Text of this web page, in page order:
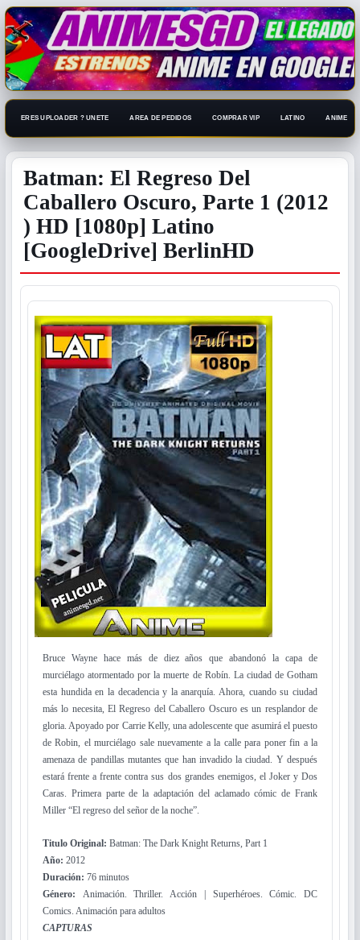
ERES UPLOADER ? UNETE AREA DE PEDIDOS COMPRAR VIP LATINO ANIME
Batman: El Regreso Del
Caballero Oscuro, Parte 1 (2012​
) HD [1080p] Latino
[GoogleDrive] BerlinHD
Bruce Wayne hace más de diez años que abandonó la capa de
murciélago atormentado por la muerte de Robín. La ciudad de Gotham
esta hundida en la decadencia y la anarquía. Ahora, cuando su ciudad
más lo necesita, El Regreso del Caballero Oscuro es un resplandor de
gloria. Apoyado por Carrie Kelly, una adolescente que asumirá el puesto
de Robin, el murciélago sale nuevamente a la calle para poner fin a la
amenaza de pandillas mutantes que han invadido la ciudad. Y después
estará frente a frente contra sus dos grandes enemigos, el Joker y Dos
Caras. Primera parte de la adaptación del aclamado cómic de Frank
Miller “El regreso del señor de la noche”.
Titulo Original: Batman: The Dark Knight Returns, Part 1
Año: 2012
Duración: 76 minutos
Género: Animación. Thriller. Acción | Superhéroes. Cómic. DC
Comics. Animación para adultos
CAPTURAS